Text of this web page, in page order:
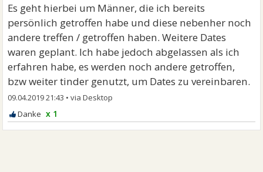
Es geht hierbei um Männer, die ich bereits
persönlich getroffen habe und diese nebenher noch
andere treffen / getroffen haben. Weitere Dates
waren geplant. Ich habe jedoch abgelassen als ich
erfahren habe, es werden noch andere getroffen,
bzw weiter tinder genutzt, um Dates zu vereinbaren.
09.04.2019 21:43 •
x 1